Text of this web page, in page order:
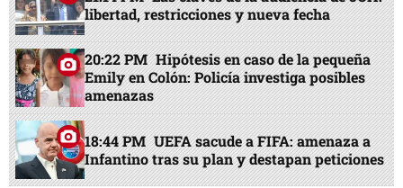
libertad, restricciones y nueva fecha
20:22 PM Hipótesis en caso de la pequeña
Emily en Colón: Policía investiga posibles
amenazas
18:44 PM UEFA sacude a FIFA: amenaza a
Infantino tras su plan y destapan peticiones